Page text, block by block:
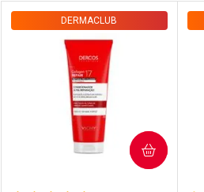
Prateleira
DERMACLUB
COMPRAR